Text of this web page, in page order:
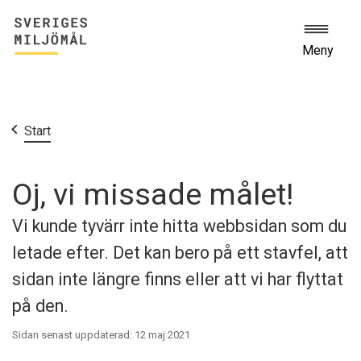
Meny
Start
Oj, vi missade målet!
Vi kunde tyvärr inte hitta webbsidan som du
letade efter. Det kan bero på ett stavfel, att
sidan inte längre finns eller att vi har flyttat
på den.
Sidan senast uppdaterad: 12 maj 2021